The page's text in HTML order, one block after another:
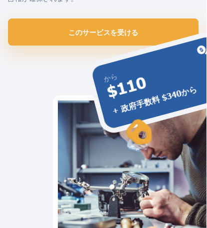
から
$110
+ 政府手数料 $340から
このサービスを受ける